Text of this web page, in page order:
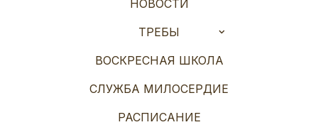
НОВОСТИ
ТРЕБЫ
ВОСКРЕСНАЯ ШКОЛА
СЛУЖБА МИЛОСЕРДИЕ
РАСПИСАНИЕ